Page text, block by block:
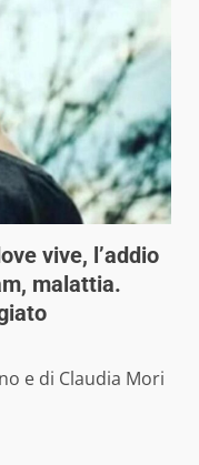
vive, l’addio
malattia.
e di Claudia Mori